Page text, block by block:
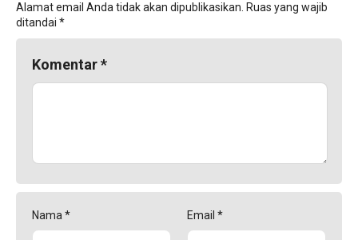
Alamat email Anda tidak akan dipublikasikan. Ruas yang wajib
ditandai *
Komentar*
Nama * Email *